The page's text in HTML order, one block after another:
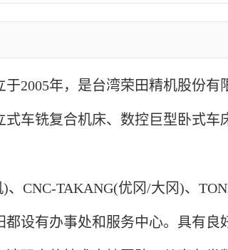
于2005年，是台湾荣田精机股份
式车铣复合机床、 数控巨型卧式车
、CNC-TAKANG(优冈/大冈)、
设有办事处和服务中心。具有